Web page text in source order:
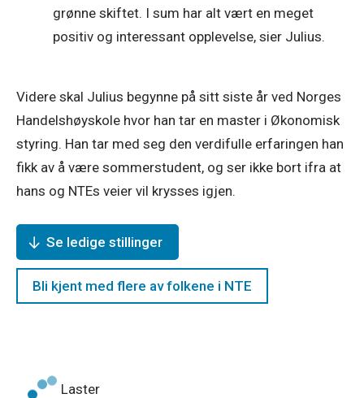
grønne skiftet. I sum har alt vært en meget
positiv og interessant opplevelse, sier Julius.
Videre skal Julius begynne på sitt siste år ved Norges
Handelshøyskole hvor han tar en master i Økonomisk
styring. Han tar med seg den verdifulle erfaringen han
fikk av å være sommerstudent, og ser ikke bort ifra at
hans og NTEs veier vil krysses igjen.
Se ledige stillinger
Bli kjent med flere av folkene i NTE
Laster